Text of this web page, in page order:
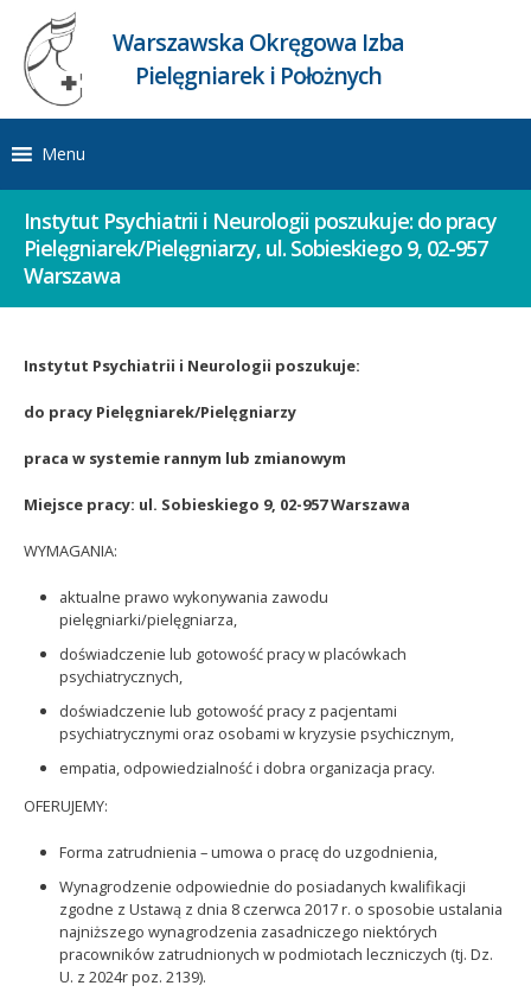
Warszawska Okręgowa Izba
Pielęgniarek i Położnych
Menu
Instytut Psychiatrii i Neurologii poszukuje: do pracy
Pielęgniarek/Pielęgniarzy, ul. Sobieskiego 9, 02-957
Warszawa
Instytut Psychiatrii i Neurologii poszukuje:
do pracy Pielęgniarek/Pielęgniarzy
praca w systemie rannym lub zmianowym
Miejsce pracy: ul. Sobieskiego 9, 02-957 Warszawa
WYMAGANIA:
aktualne prawo wykonywania zawodu
pielęgniarki/pielęgniarza,
doświadczenie lub gotowość pracy w placówkach
psychiatrycznych,
doświadczenie lub gotowość pracy z pacjentami
psychiatrycznymi oraz osobami w kryzysie psychicznym,
empatia, odpowiedzialność i dobra organizacja pracy.
OFERUJEMY:
Forma zatrudnienia – umowa o pracę do uzgodnienia,
Wynagrodzenie odpowiednie do posiadanych kwalifikacji
zgodne z Ustawą z dnia 8 czerwca 2017 r. o sposobie ustalania
najniższego wynagrodzenia zasadniczego niektórych
pracowników zatrudnionych w podmiotach leczniczych (tj. Dz.
U. z 2024r poz. 2139).